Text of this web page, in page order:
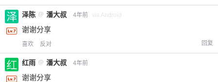
泽陈 @ 潘大叔 4年前 via Android
谢谢分享
喜欢 反对 回复
红雨 @ 潘大叔 4年前
谢谢分享